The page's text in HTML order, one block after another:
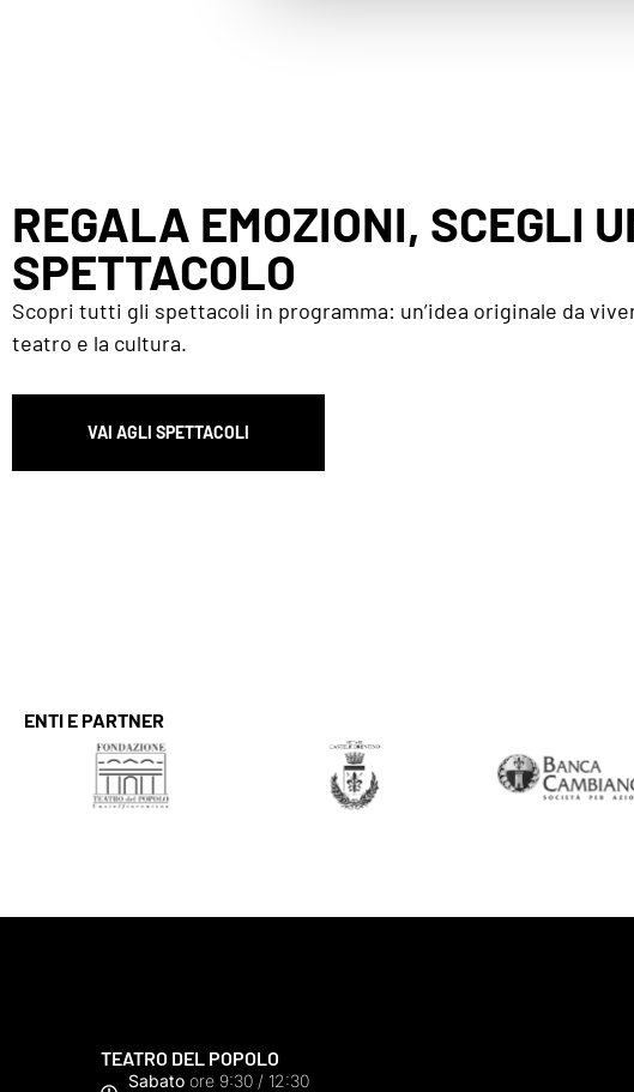
REGALA EMOZIONI, SCEGLI
SPETTACOLO
Scopri tutti gli spettacoli in programma: un’idea originale da
teatro e la cultura.
VAI AGLI SPETTACOLI
ENTI E PARTNER
TEATRO DEL POPOLO
Sabato ore 9:30 / 12:30